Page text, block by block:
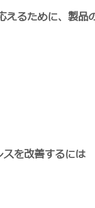
えるために、製品
を改善するには